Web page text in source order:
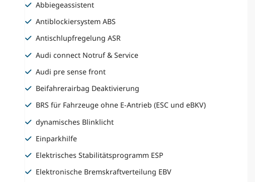
Abbiegeassistent
Antiblockiersystem ABS
Antischlupfregelung ASR
Audi connect Notruf & Service
Audi pre sense front
Beifahrerairbag Deaktivierung
BRS für Fahrzeuge ohne E-Antrieb (ESC und eBKV)
dynamisches Blinklicht
Einparkhilfe
Elektrisches Stabilitätsprogramm ESP
Elektronische Bremskraftverteilung EBV